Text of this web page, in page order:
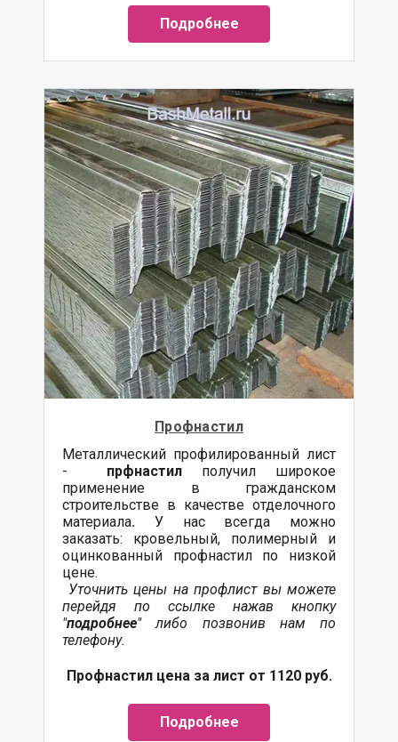
Подробнее
Профнастил
Металлический профилированный лист
- прфнастил получил широкое
применение в гражданском
строительстве в качестве отделочного
материала. У нас всегда можно
заказать: кровельный, полимерный и
оцинкованный профнастил по низкой
цене.
Уточнить цены на профлист вы можете
перейдя по ссылке нажав кнопку
"подробнее" либо позвонив нам по
телефону.
Профнастил цена за лист от 1120 руб.
Подробнее